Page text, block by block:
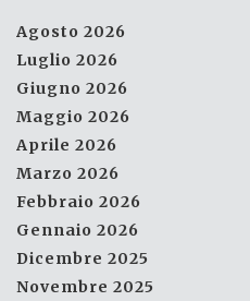
Agosto 2026
Luglio 2026
Giugno 2026
Maggio 2026
Aprile 2026
Marzo 2026
Febbraio 2026
Gennaio 2026
Dicembre 2025
Novembre 2025